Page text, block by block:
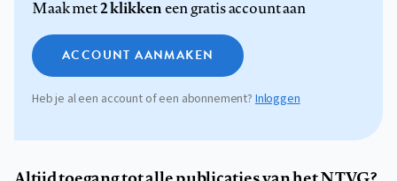
Maak met2 klikkeneen gratis account aan
ACCOUNT AANMAKEN
Heb je al een account of een abonnement? Inloggen